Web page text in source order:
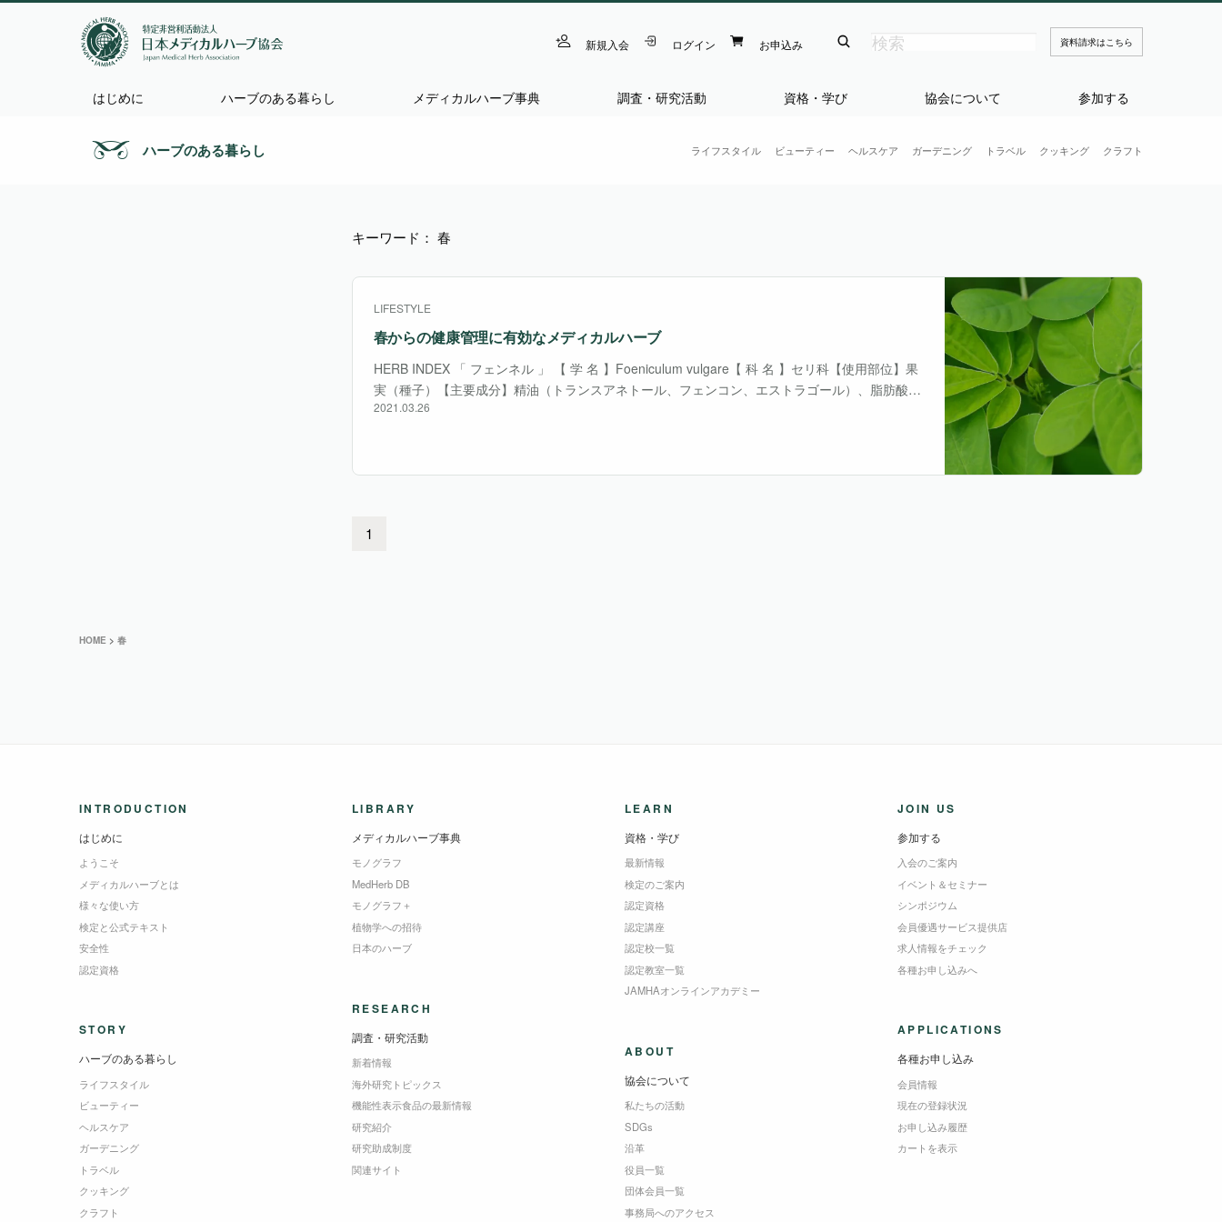
新規入会 ログイン お申込み 資料請求はこちら
はじめに ハーブのある暮らし メディカルハーブ事典 調査・研究活動 資格・学び 協会について 参加する
ハーブのある暮らし ライフスタイル ビューティー ヘルスケア ガーデニング トラベル クッキング クラフト
キーワード： 春
LIFESTYLE
春からの健康管理に有効なメディカルハーブ
HERB INDEX 「 フェンネル 」 【 学 名 】Foeniculum vulgare【 科 名 】セリ科【使用部位】果
実（種子）【主要成分】精油（トランスアネトール、フェンコン、エストラゴール）、脂肪酸
（リノール酸）、フラボノイド（クエルセチン、ケンフェロール）、フラボノ・・・
2021.03.26
1
HOME > 春
INTRODUCTION
はじめに
ようこそ
メディカルハーブとは
様々な使い方
検定と公式テキスト
安全性
認定資格
STORY
ハーブのある暮らし
ライフスタイル
ビューティー
ヘルスケア
ガーデニング
トラベル
クッキング
クラフト
LIBRARY
メディカルハーブ事典
モノグラフ
MedHerb DB
モノグラフ＋
植物学への招待
日本のハーブ
RESEARCH
調査・研究活動
新着情報
海外研究トピックス
機能性表示食品の最新情報
研究紹介
研究助成制度
関連サイト
LEARN
資格・学び
最新情報
検定のご案内
認定資格
認定講座
認定校一覧
認定教室一覧
JAMHAオンラインアカデミー
ABOUT
協会について
私たちの活動
SDGs
沿革
役員一覧
団体会員一覧
事務局へのアクセス
JOIN US
参加する
入会のご案内
イベント＆セミナー
シンポジウム
会員優遇サービス提供店
求人情報をチェック
各種お申し込みへ
APPLICATIONS
各種お申し込み
会員情報
現在の登録状況
お申し込み履歴
カートを表示